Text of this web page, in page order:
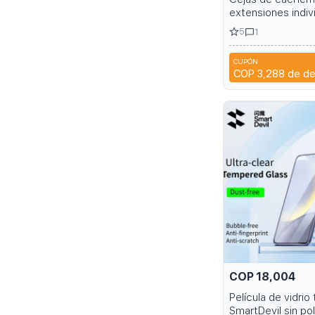
extensiones
oscuras negras
5 1
CUPÓN
COP 3,288 de
COP 18,004
Película de vidrio
SmartDevil sin